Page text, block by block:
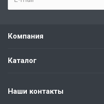
Компания
Каталог
Наши контакты